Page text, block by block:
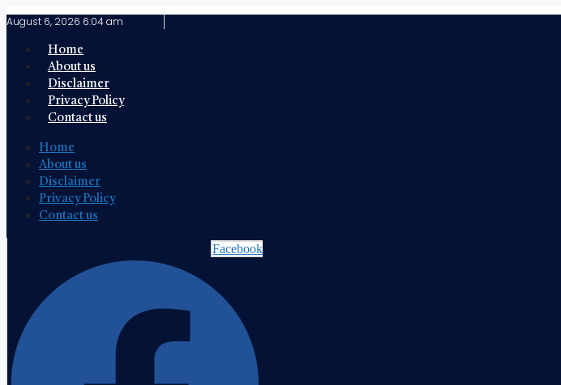
Skip
to
August 6, 2026 6:04 am
Home
About us
Disclaimer
Privacy Policy
Contact us
Home
About us
Disclaimer
Privacy Policy
Contact us
Facebook